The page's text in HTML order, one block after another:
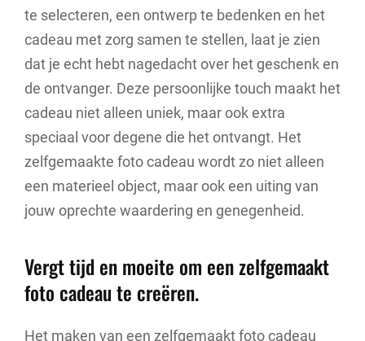
te selecteren, een ontwerp te bedenken en het
cadeau met zorg samen te stellen, laat je zien
dat je echt hebt nagedacht over het geschenk en
de ontvanger. Deze persoonlijke touch maakt het
cadeau niet alleen uniek, maar ook extra
speciaal voor degene die het ontvangt. Het
zelfgemaakte foto cadeau wordt zo niet alleen
een materieel object, maar ook een uiting van
jouw oprechte waardering en genegenheid.
Vergt tijd en moeite om een zelfgemaakt
foto cadeau te creëren.
Het maken van een zelfgemaakt foto cadeau